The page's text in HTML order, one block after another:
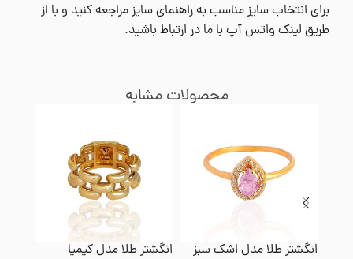
محصولات مشابه
انگشتر طلا مدل اشک سبز انگشتر طلا مدل کیمیا
برای انتخاب سایز مناسب به راهنمای سایز مراجعه کنید و با از
طریق لینک واتس آپ با ما در ارتباط باشید.